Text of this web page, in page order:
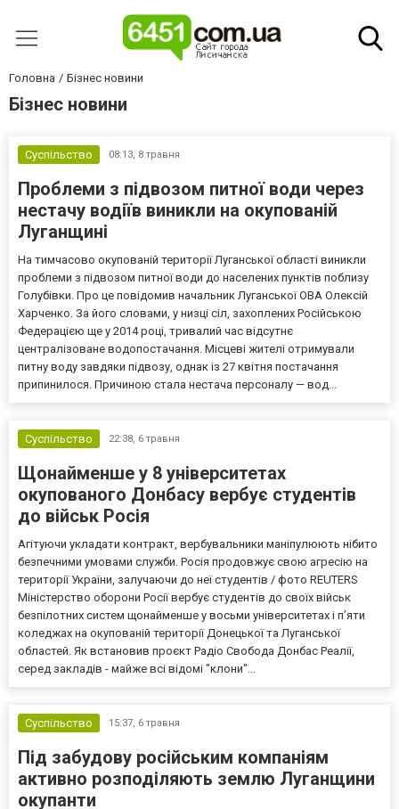
Головна Бізнес новини
Бізнес новини
Суспільство 08:13, 8 травня
Проблеми з підвозом питної води через
нестачу водіїв виникли на окупованій
Луганщині
На тимчасово окупованій території Луганської області виникли
проблеми з підвозом питної води до населених пунктів поблизу
Голубівки. Про це повідомив начальник Луганської ОВА Олексій
Харченко. За його словами, у низці сіл, захоплених Російською
Федерацією ще у 2014 році, тривалий час відсутнє
централізоване водопостачання. Місцеві жителі отримували
питну воду завдяки підвозу, однак із 27 квітня постачання
припинилося. Причиною стала нестача персоналу — вод...
Суспільство 22:38, 6 травня
Щонайменше у 8 університетах
окупованого Донбасу вербує студентів
до військ Росія
Агітуючи укладати контракт, вербувальники маніпулюють нібито
безпечними умовами служби. Росія продовжує свою агресію на
території України, залучаючи до неї студентів / фото REUTERS
Міністерство оборони Росії вербує студентів до своїх військ
безпілотних систем щонайменше у восьми університетах і п’яти
коледжах на окупованій території Донецької та Луганської
областей. Як встановив проєкт Радіо Свобода Донбас Реалії,
серед закладів - майже всі відомі "клони"...
Суспільство 15:37, 6 травня
Під забудову російським компаніям
активно розподіляють землю Луганщини
окупанти